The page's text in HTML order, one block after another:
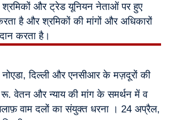
और ट्रेड यूनियन नेताओं पर हुए
है और श्रमिकों की मांगों और अधिकारों
करता है।
Next
post:
नोएडा, दिल्ली और एनसीआर के मज़दूरों की
वेतन और न्याय की मांग के समर्थन में व
वाम दलों का संयुक्त धरना । 24 अप्रैल,